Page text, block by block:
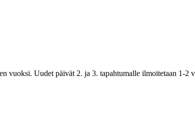
vuoksi. Uudet päivät 2. ja 3. tapahtumalle ilmoitetaan 1-2